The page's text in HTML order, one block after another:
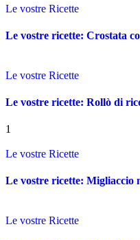
Le vostre Ricette
Le vostre ricette: Crostata
Le vostre Ricette
Le vostre ricette: Rollò di
1
Le vostre Ricette
Le vostre ricette: Migliaccio
Le vostre Ricette